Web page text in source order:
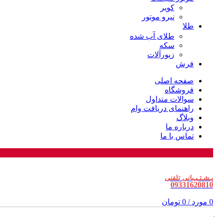
کویر
نیرو موتور
طلا
طلای آب شده
سکه
زیورآلات
فرش
صفحه اصلی
فروشگاه
سوالات متداول
راهنمای دریافت وام
وبلاگ
درباره ما
تماس با ما
پـشـتـیـبانی تلفنی
09331620810
0 مورد /
0 تومان